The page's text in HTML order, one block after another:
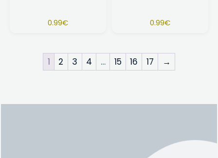
0.99€ 0.99€
1 2 3 4 … 15 16 17 →